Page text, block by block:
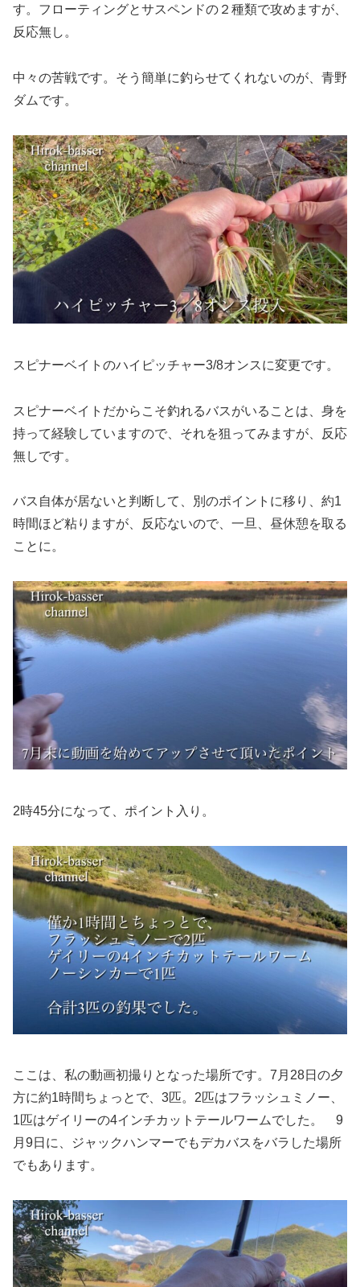
す。フローティングとサスペンドの２種類で攻めますが、
反応無し。
中々の苦戦です。そう簡単に釣らせてくれないのが、青野
ダムです。
スピナーベイトのハイピッチャー3/8オンスに変更です。
スピナーベイトだからこそ釣れるバスがいることは、身を
持って経験していますので、それを狙ってみますが、反応
無しです。
バス自体が居ないと判断して、別のポイントに移り、約1
時間ほど粘りますが、反応ないので、一旦、昼休憩を取る
ことに。
2時45分になって、ポイント入り。
ここは、私の動画初撮りとなった場所です。7月28日の夕
方に約1時間ちょっとで、3匹。2匹はフラッシュミノー、
1匹はゲイリーの4インチカットテールワームでした。 9
月9日に、ジャックハンマーでもデカバスをバラした場所
でもあります。